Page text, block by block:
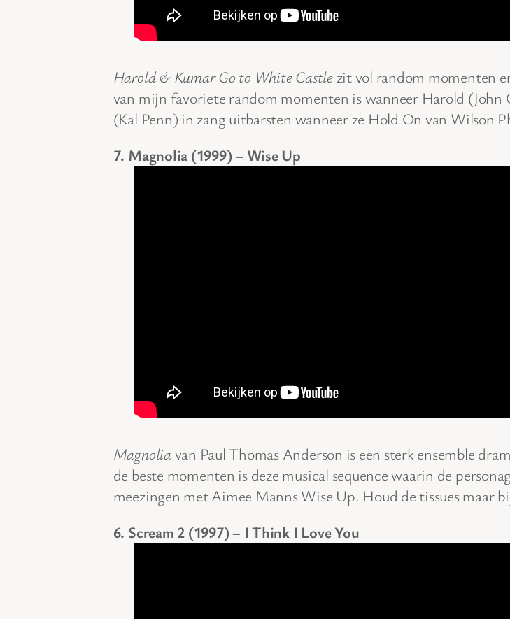
Harold & Kumar Go to White Castlezit vol random momenten
van mijn favoriete random momenten is wanneer Harold (John
(Kal Penn) in zang uitbarsten wanneer ze Hold On van Wilson
7. Magnolia (1999) – Wise Up
Magnoliavan Paul Thomas Anderson is een sterk ensemble
de beste momenten is deze musical sequence waarin de
meezingen met Aimee Manns Wise Up. Houd de tissues maar
6. Scream 2 (1997) – I Think I Love You